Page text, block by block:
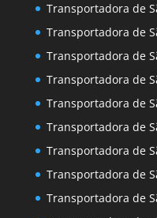
Transportadora de
Transportadora de
Transportadora de
Transportadora de
Transportadora de
Transportadora de
Transportadora de
Transportadora de
Transportadora de